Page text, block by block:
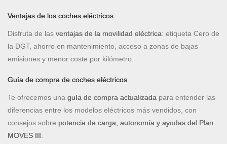
Ventajas de los coches eléctricos
Disfruta de las ventajas de la movilidad eléctrica: etiqueta Cero de
la DGT, ahorro en mantenimiento, acceso a zonas de bajas
emisiones y menor coste por kilómetro.
Guía de compra de coches eléctricos
Te ofrecemos una guía de compra actualizada para entender las
diferencias entre los modelos eléctricos más vendidos, con
consejos sobre potencia de carga, autonomía y ayudas del Plan
MOVES III.